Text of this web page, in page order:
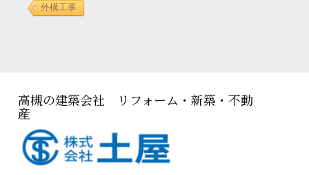
外構工事
高槻の建築会社 リフォーム・新築・不動
産